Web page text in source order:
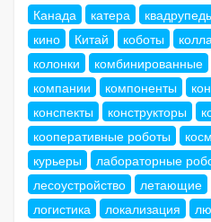
Канада
катера
кино
Китай коботы
колонки
комбинированные
компании
компоненты
конспекты
конструкторы
кооперативные роботы
курьеры
лабораторные
лесоустройство
летающие
логистика
локализация